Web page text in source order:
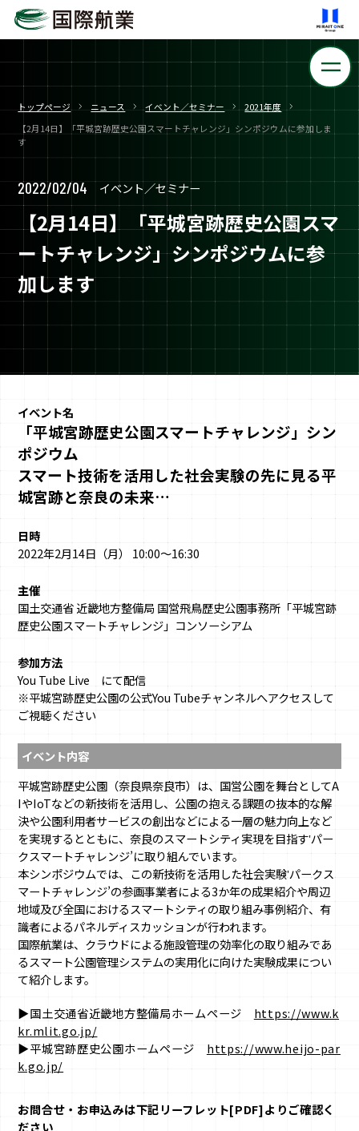
トップページ ニュース イベント／セミナー
2021年度
【2月14日】「平城宮跡歴史公園スマートチャレンジ」シンポジウムに参加しま
す
2022/02/04 イベント／セミナー
【2月14日】「平城宮跡歴史公園スマ
ートチャレンジ」シンポジウムに参
加します
イベント名
「平城宮跡歴史公園スマートチャレンジ」シン
ポジウム
スマート技術を活⽤した社会実験の先に⾒る平
城宮跡と奈良の未来…
日時
2022年2月14日（月） 10:00～16:30
主催
国土交通省 近畿地⽅整備局 国営⾶⿃歴史公園事務所「平城宮跡
歴史公園スマートチャレンジ」コンソーシアム
参加方法
You Tube Live にて配信
※平城宮跡歴史公園の公式You Tubeチャンネルへアクセスして
ご視聴ください
イベント内容
平城宮跡歴史公園（奈良県奈良市）は、国営公園を舞台としてA
IやIoTなどの新技術を活⽤し、公園の抱える課題の抜本的な解
決や公園利⽤者サービスの創出などによる⼀層の魅⼒向上など
を実現するとともに、奈良のスマートシティ実現を⽬指す‛パー
クスマートチャレンジ’に取り組んでいます。
本シンポジウムでは、この新技術を活⽤した社会実験‛パークス
マートチャレンジ’の参画事業者による3か年の成果紹介や周辺
地域及び全国におけるスマートシティの取り組み事例紹介、有
識者によるパネルディスカッションが⾏われます。
国際航業は、クラウドによる施設管理の効率化の取り組みであ
るスマート公園管理システムの実用化に向けた実験成果につい
て紹介します。
▶国⼟交通省近畿地⽅整備局ホームページ https://www.k
kr.mlit.go.jp/
▶平城宮跡歴史公園ホームページ https://www.heijo-par
k.go.jp/
お問合せ・お申込みは下記リーフレット[PDF]よりご確認く
ださい